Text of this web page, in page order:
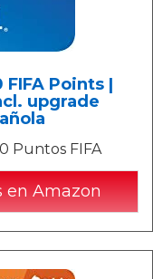
Points |
upgrade
Puntos FIFA
en Amazon